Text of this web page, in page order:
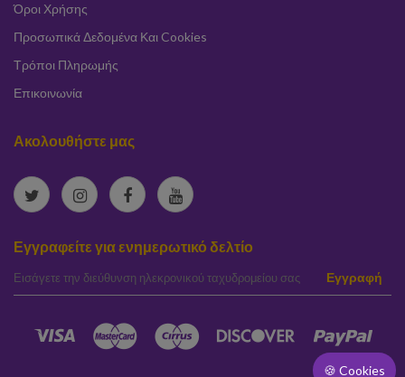
Όροι Χρήσης
Προσωπικά Δεδομένα Και Cookies
Τρόποι Πληρωμής
Επικοινωνία
Ακολουθήστε μας
Εγγραφείτε για ενημερωτικό δελτίο
elta Εγγραφή
🍪 Cookies